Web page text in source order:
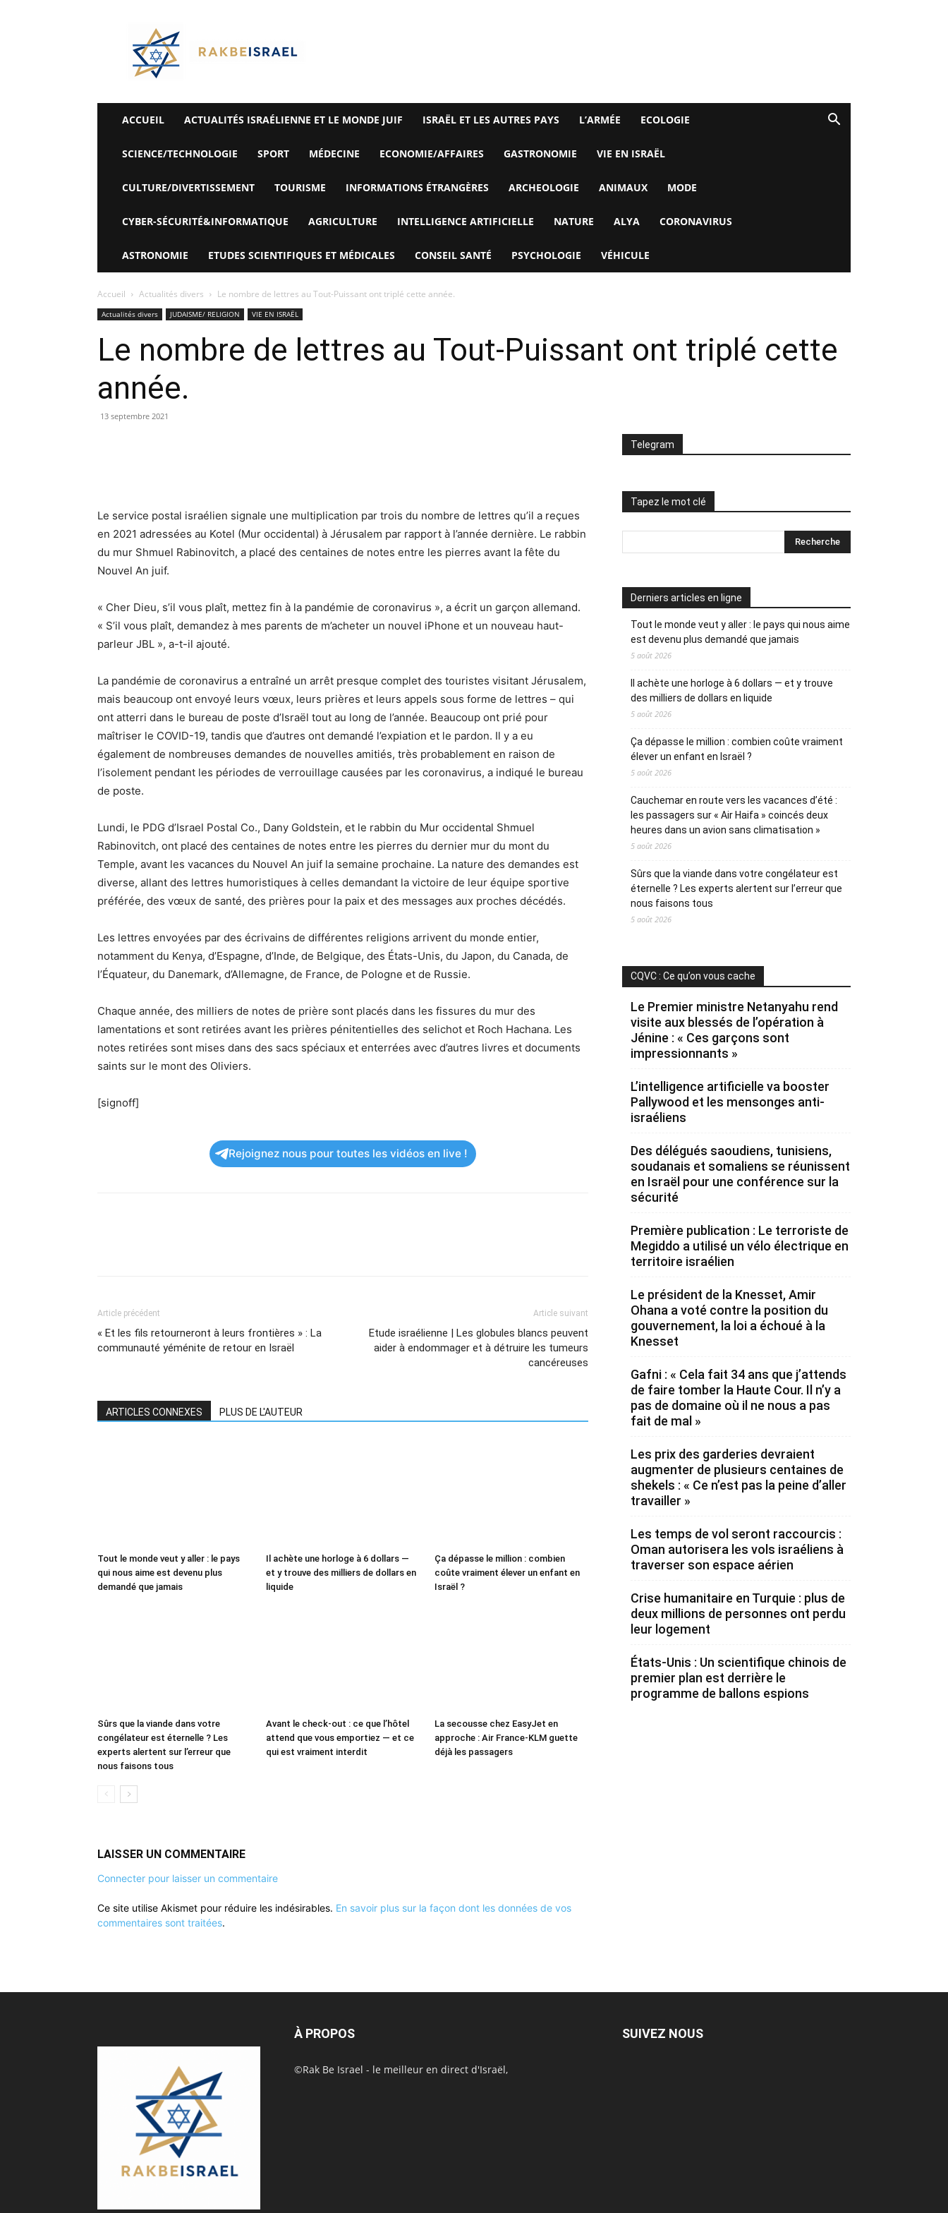
Rak
Be
Israel-
Alyaexpress-
News
ACCUEIL ACTUALITÉS ISRAÉLIENNE ET LE MONDE JUIF ISRAËL ET LES AUTRES PAYS L’ARMÉE ECOLOGIE
SCIENCE/TECHNOLOGIE SPORT MÉDECINE ECONOMIE/AFFAIRES GASTRONOMIE VIE EN ISRAËL
CULTURE/DIVERTISSEMENT TOURISME INFORMATIONS ÉTRANGÈRES ARCHEOLOGIE ANIMAUX MODE
CYBER-SÉCURITÉ&INFORMATIQUE AGRICULTURE INTELLIGENCE ARTIFICIELLE NATURE ALYA CORONAVIRUS
ASTRONOMIE ETUDES SCIENTIFIQUES ET MÉDICALES CONSEIL SANTÉ PSYCHOLOGIE VÉHICULE
Accueil Actualités divers Le nombre de lettres au Tout-Puissant ont triplé cette année.
Actualités divers JUDAISME/ RELIGION VIE EN ISRAËL
Le nombre de lettres au Tout-Puissant ont triplé cette
année.
13 septembre 2021
Le service postal israélien signale une multiplication par trois du nombre de lettres qu’il a reçues
en 2021 adressées au Kotel (Mur occidental) à Jérusalem par rapport à l’année dernière. Le rabbin
du mur Shmuel Rabinovitch, a placé des centaines de notes entre les pierres avant la fête du
Nouvel An juif.
« Cher Dieu, s’il vous plaît, mettez fin à la pandémie de coronavirus », a écrit un garçon allemand.
« S’il vous plaît, demandez à mes parents de m’acheter un nouvel iPhone et un nouveau haut-
parleur JBL », a-t-il ajouté.
La pandémie de coronavirus a entraîné un arrêt presque complet des touristes visitant Jérusalem,
mais beaucoup ont envoyé leurs vœux, leurs prières et leurs appels sous forme de lettres – qui
ont atterri dans le bureau de poste d’Israël tout au long de l’année. Beaucoup ont prié pour
maîtriser le COVID-19, tandis que d’autres ont demandé l’expiation et le pardon. Il y a eu
également de nombreuses demandes de nouvelles amitiés, très probablement en raison de
l’isolement pendant les périodes de verrouillage causées par les coronavirus, a indiqué le bureau
de poste.
Lundi, le PDG d’Israel Postal Co., Dany Goldstein, et le rabbin du Mur occidental Shmuel
Rabinovitch, ont placé des centaines de notes entre les pierres du dernier mur du mont du
Temple, avant les vacances du Nouvel An juif la semaine prochaine. La nature des demandes est
diverse, allant des lettres humoristiques à celles demandant la victoire de leur équipe sportive
préférée, des vœux de santé, des prières pour la paix et des messages aux proches décédés.
Les lettres envoyées par des écrivains de différentes religions arrivent du monde entier,
notamment du Kenya, d’Espagne, d’Inde, de Belgique, des États-Unis, du Japon, du Canada, de
l’Équateur, du Danemark, d’Allemagne, de France, de Pologne et de Russie.
Chaque année, des milliers de notes de prière sont placés dans les fissures du mur des
lamentations et sont retirées avant les prières pénitentielles des selichot et Roch Hachana. Les
notes retirées sont mises dans des sacs spéciaux et enterrées avec d’autres livres et documents
saints sur le mont des Oliviers.
[signoff]
Rejoignez nous pour toutes les vidéos en live !
Article précédent
« Et les fils retourneront à leurs frontières » : La
communauté yéménite de retour en Israël
Article suivant
Etude israélienne | Les globules blancs peuvent
aider à endommager et à détruire les tumeurs
cancéreuses
ARTICLES CONNEXES PLUS DE L'AUTEUR
Tout le monde veut y aller : le pays
qui nous aime est devenu plus
demandé que jamais
Il achète une horloge à 6 dollars —
et y trouve des milliers de dollars en
liquide
Ça dépasse le million : combien
coûte vraiment élever un enfant en
Israël ?
Sûrs que la viande dans votre
congélateur est éternelle ? Les
experts alertent sur l’erreur que
nous faisons tous
Avant le check-out : ce que l’hôtel
attend que vous emportiez — et ce
qui est vraiment interdit
La secousse chez EasyJet en
approche : Air France-KLM guette
déjà les passagers
LAISSER UN COMMENTAIRE
Connecter pour laisser un commentaire
Ce site utilise Akismet pour réduire les indésirables. En savoir plus sur la façon dont les données de vos
commentaires sont traitées.
Telegram
Tapez le mot clé
Derniers articles en ligne
Tout le monde veut y aller : le pays qui nous aime
est devenu plus demandé que jamais
5 août 2026
Il achète une horloge à 6 dollars — et y trouve
des milliers de dollars en liquide
5 août 2026
Ça dépasse le million : combien coûte vraiment
élever un enfant en Israël ?
5 août 2026
Cauchemar en route vers les vacances d’été :
les passagers sur « Air Haifa » coincés deux
heures dans un avion sans climatisation »
5 août 2026
Sûrs que la viande dans votre congélateur est
éternelle ? Les experts alertent sur l’erreur que
nous faisons tous
5 août 2026
CQVC : Ce qu’on vous cache
Le Premier ministre Netanyahu rend
visite aux blessés de l’opération à
Jénine : « Ces garçons sont
impressionnants »
L’intelligence artificielle va booster
Pallywood et les mensonges anti-
israéliens
Des délégués saoudiens, tunisiens,
soudanais et somaliens se réunissent
en Israël pour une conférence sur la
sécurité
Première publication : Le terroriste de
Megiddo a utilisé un vélo électrique en
territoire israélien
Le président de la Knesset, Amir
Ohana a voté contre la position du
gouvernement, la loi a échoué à la
Knesset
Gafni : « Cela fait 34 ans que j’attends
de faire tomber la Haute Cour. Il n’y a
pas de domaine où il ne nous a pas
fait de mal »
Les prix des garderies devraient
augmenter de plusieurs centaines de
shekels : « Ce n’est pas la peine d’aller
travailler »
Les temps de vol seront raccourcis :
Oman autorisera les vols israéliens à
traverser son espace aérien
Crise humanitaire en Turquie : plus de
deux millions de personnes ont perdu
leur logement
États-Unis : Un scientifique chinois de
premier plan est derrière le
programme de ballons espions
À PROPOS
©Rak Be Israel - le meilleur en direct d'Israël,
SUIVEZ NOUS